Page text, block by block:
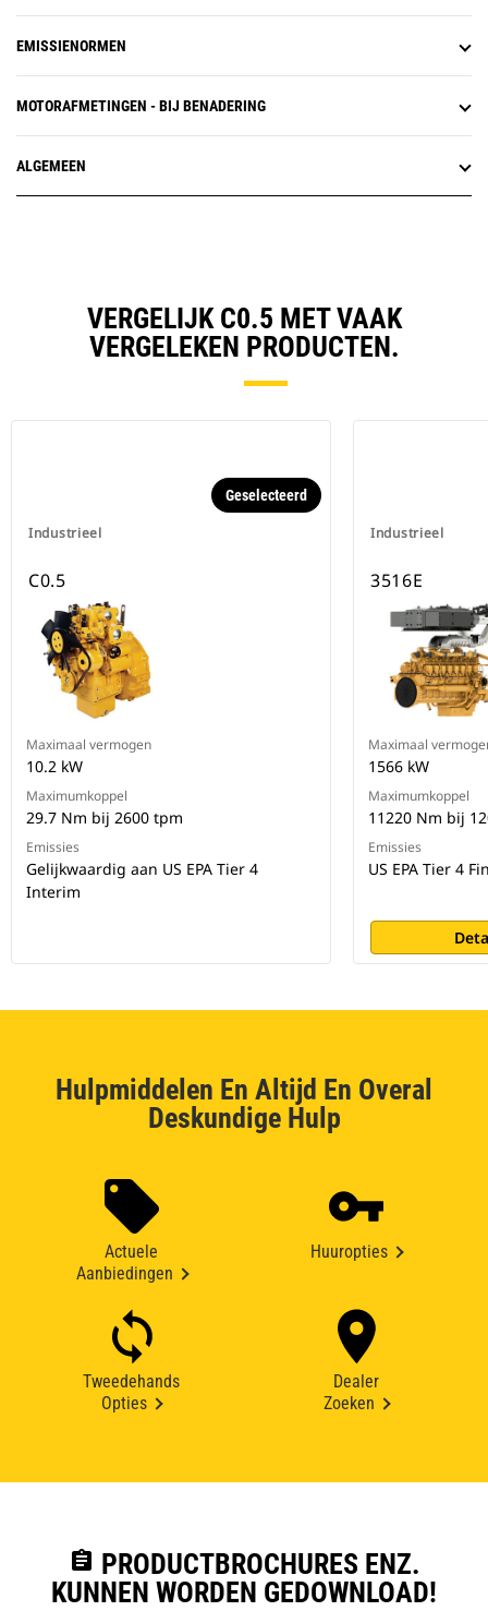
EMISSIENORMEN
MOTORAFMETINGEN - BIJ BENADERING
ALGEMEEN
VERGELIJK C0.5 MET VAAK
VERGELEKEN PRODUCTEN.
Industrieel
Geselecteerd
C0.5
Maximaal vermogen
10.2 kW
Maximumkoppel
29.7 Nm bij 2600 tpm
Emissies
Gelijkwaardig aan US EPA Tier 4
Interim
Industrieel
3516E
Maximaal
1566 kW
Maximumkoppel
11220 Nm bij
Emissies
US EPA Tier 4
Hulpmiddelen En Altijd En Overal
Deskundige Hulp
Actuele
Aanbiedingen
Huuropties
Tweedehands
Opties
Dealer
Zoeken
assignment PRODUCTBROCHURES ENZ.
KUNNEN WORDEN GEDOWNLOAD!